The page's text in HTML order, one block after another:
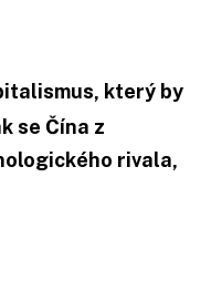
který by
se Čína z
rivala,